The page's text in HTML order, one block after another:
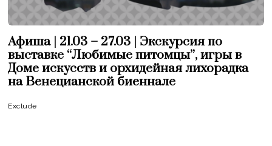
Афиша | 21.03 – 27.03 | Экскурсия по
выставке “Любимые питомцы”, игры в
Доме искусств и орхидейная лихорадка
на Венецианской биеннале
Exclude